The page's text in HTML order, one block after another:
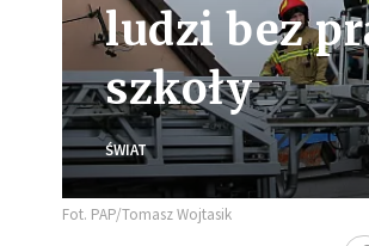
ludzi bez
szkoły
ŚWIAT
Fot. PAP/Tomasz Wojtasik